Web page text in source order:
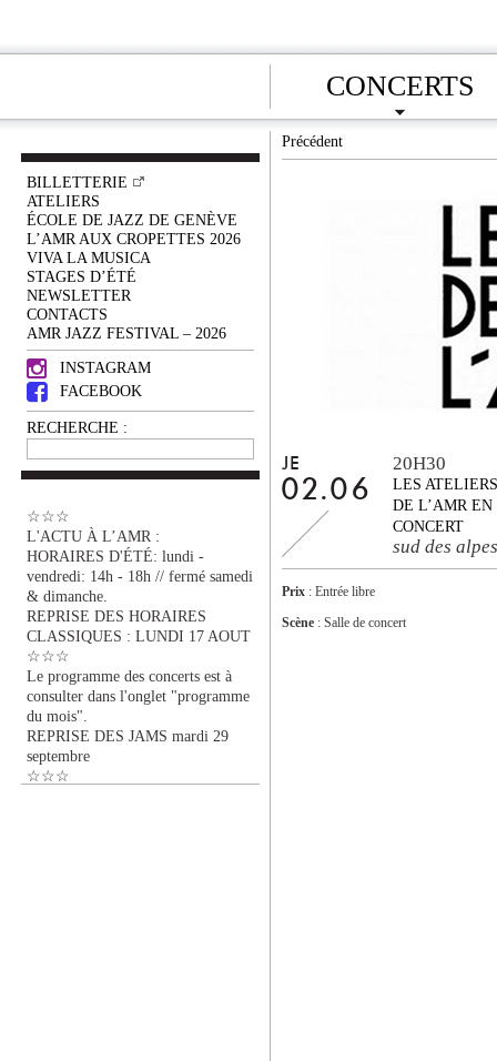
CONCERTS
BILLETTERIE
ATELIERS
ÉCOLE DE JAZZ DE GENÈVE
L’AMR AUX CROPETTES 2026
VIVA LA MUSICA
STAGES D’ÉTÉ
NEWSLETTER
CONTACTS
AMR JAZZ FESTIVAL – 2026
INSTAGRAM
FACEBOOK
RECHERCHE :
☆☆☆
L'ACTU À L’AMR :
HORAIRES D'ÉTÉ: lundi -
vendredi: 14h - 18h // fermé samedi
& dimanche.
REPRISE DES HORAIRES
CLASSIQUES : LUNDI 17 AOUT
☆☆☆
Le programme des concerts est à
consulter dans l'onglet "programme
du mois".
REPRISE DES JAMS mardi 29
septembre
☆☆☆
Précédent
JE
02.06
20H30
LES ATELIERS
DE L’AMR EN
CONCERT
sud des alpes
Prix : Entrée libre
Scène : Salle de concert